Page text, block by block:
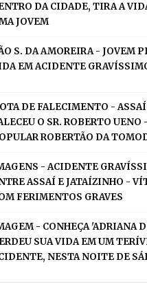
DA CIDADE, TIRA A
JOVEM
S. DA AMOREIRA - JOVEM
EM ACIDENTE
DE FALECIMENTO -
O SR. ROBERTO UENO -
ROBERTÃO DA
- ACIDENTE
ASSAÍ E JATAÍZINHO -
FERIMENTOS GRAVES
- CONHEÇA 'ADRIANA
SUA VIDA EM UM
NESTA NOITE DE